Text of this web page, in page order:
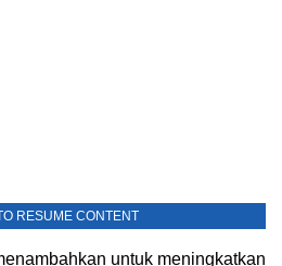
RESUME CONTENT
untuk meningkatkan